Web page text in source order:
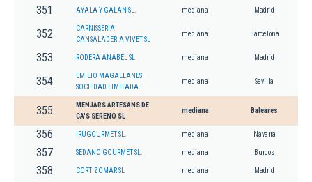
351 AYALA Y GALAN SL. mediana Madrid
352
CARNISSERIA
CANSALADERIA VIVET SL
mediana Barcelona
353 RODERA ANABEL SL mediana Madrid
354
EMILIO MAGALLANES
SOCIEDAD LIMITADA.
mediana Sevilla
355
MENJARS ARTESANS DE
CA'S SERENO SL
mediana Baleares
356 IRUGOURMET SL. mediana Navarra
357 SEDANO GOURMET SL. mediana Burgos
358 CORTIZOMAR SL mediana Madrid